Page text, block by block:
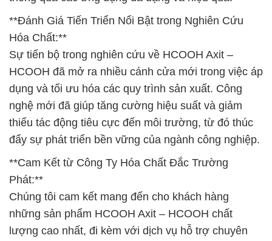
**Đánh Giá Tiến Triển Nổi Bật trong Nghiên Cứu
Hóa Chất:**
Sự tiến bộ trong nghiên cứu về HCOOH Axit –
HCOOH đã mở ra nhiều cánh cửa mới trong việc áp
dụng và tối ưu hóa các quy trình sản xuất. Công
nghệ mới đã giúp tăng cường hiệu suất và giảm
thiểu tác động tiêu cực đến môi trường, từ đó thúc
đẩy sự phát triển bền vững của ngành công nghiệp.
**Cam Kết từ Công Ty Hóa Chất Đắc Trường
Phát:**
Chúng tôi cam kết mang đến cho khách hàng
những sản phẩm HCOOH Axit – HCOOH chất
lượng cao nhất, đi kèm với dịch vụ hỗ trợ chuyên